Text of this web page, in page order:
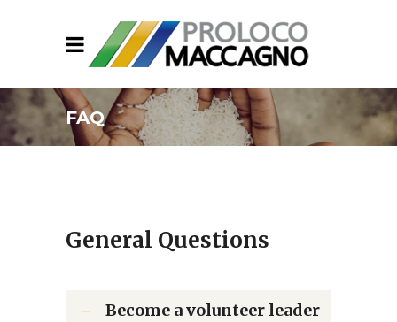
FAQ
General Questions
Become a volunteer leader